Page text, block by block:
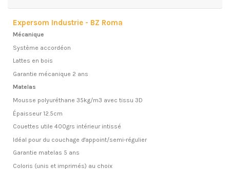
Expersom Industrie - BZ Roma
Mécanique
Système accordéon
Lattes en bois
Garantie mécanique 2 ans
Matelas
Mousse polyuréthane 35kg/m3 avec tissu 3D
Épaisseur 12.5cm
Couettes utile 400grs intérieur intissé
Idéal pour du couchage d'appoint/semi-régulier
Garantie matelas 5 ans
Coloris (unis et imprimés) au choix